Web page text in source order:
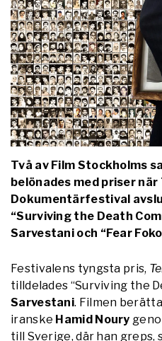
Två av Film Stockholms
belönades med priser när
Dokumentärfestival
“Surviving the Death
Sarvestani och “Fear
Festivalens tyngsta pris,
tilldelades “Surviving the
Sarvestani. Filmen
iranske Hamid Noury
till Sverige, där han